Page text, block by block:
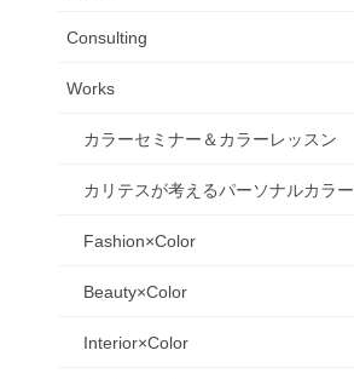
Consulting
Works
カラーセミナー＆カラーレッスン
カリテスが考えるパーソナルカラー
Fashion×Color
Beauty×Color
Interior×Color